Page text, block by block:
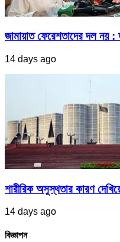
জামায়াত ফেরেশতাদের দল নয়
14 days ago
শারীরিক অসুস্থতার কারণ
14 days ago
বিজ্ঞাপন